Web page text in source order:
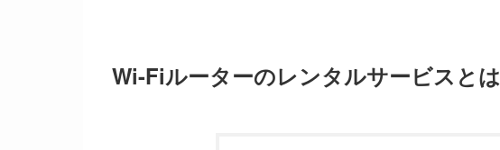
Wi-Fiルーターのレンタルサービスとは